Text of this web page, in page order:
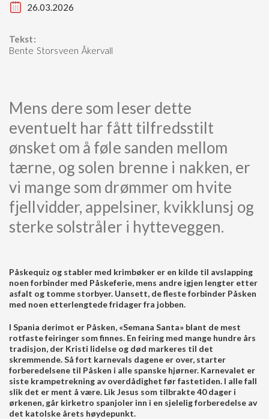
26.03.2026
Tekst:
Bente Storsveen Åkervall
Mens dere som leser dette
eventuelt har fått tilfredsstilt
ønsket om å føle sanden mellom
tærne, og solen brenne i nakken, er
vi mange som drømmer om hvite
fjellvidder, appelsiner, kvikklunsj og
sterke solstråler i hytteveggen.
Påskequiz og stabler med krimbøker er en kilde til avslapping
noen forbinder med Påskeferie, mens andre igjen lengter etter
asfalt og tomme storbyer. Uansett, de fleste forbinder Påsken
med noen etterlengtede fridager fra jobben.
I Spania derimot er Påsken, «Semana Santa» blant de mest
rotfaste feiringer som finnes. En feiring med mange hundre års
tradisjon, der Kristi lidelse og død markeres til det
skremmende. Så fort karnevals dagene er over, starter
forberedelsene til Påsken i alle spanske hjørner. Karnevalet er
siste krampetrekning av overdådighet før fastetiden. I alle fall
slik det er ment å være. Lik Jesus som tilbrakte 40 dager i
ørkenen, går kirketro spanjoler inn i en sjelelig forberedelse av
det katolske årets høydepunkt.